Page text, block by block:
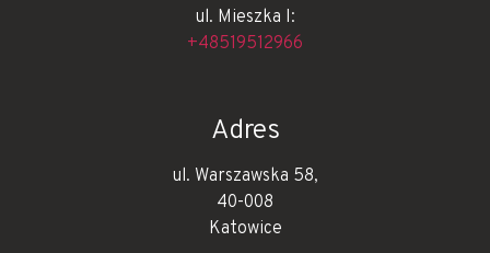
ul. Mieszka I:
+48519512966
Adres
ul. Warszawska 58,
40-008
Katowice